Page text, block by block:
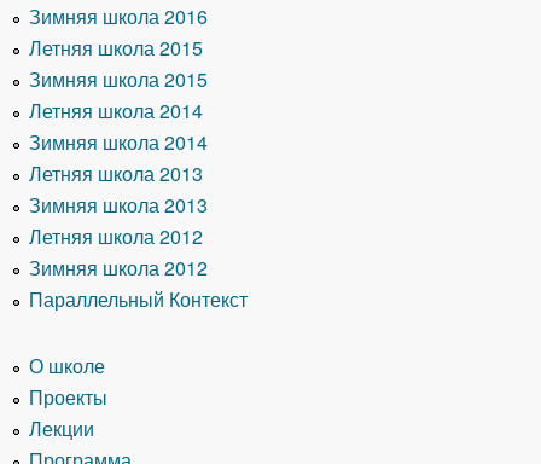
Зимняя школа 2016
Летняя школа 2015
Зимняя школа 2015
Летняя школа 2014
Зимняя школа 2014
Летняя школа 2013
Зимняя школа 2013
Летняя школа 2012
Зимняя школа 2012
Параллельный Контекст
О школе
Проекты
Лекции